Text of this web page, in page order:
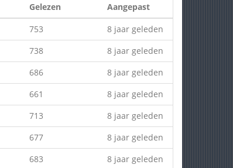
Gelezen
Aangepast
753
8 jaar geleden
738
8 jaar geleden
686
8 jaar geleden
661
8 jaar geleden
713
8 jaar geleden
677
8 jaar geleden
683
8 jaar geleden